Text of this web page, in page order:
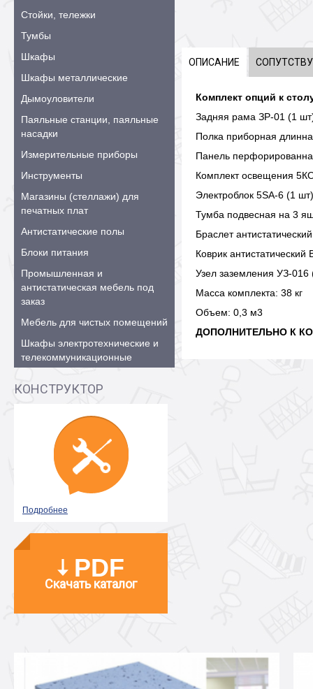
Стойки, тележки
Тумбы
Шкафы
Шкафы металлические
Дымоуловители
Паяльные станции, паяльные
насадки
Измерительные приборы
Инструменты
Магазины (стеллажи) для
печатных плат
Антистатические полы
Блоки питания
Промышленная и
антистатическая мебель под
заказ
Мебель для чистых помещений
Шкафы электротехнические и
телекоммуникационные
КОНСТРУКТОР
Подробнее
PDF
Скачать каталог
ОПИСАНИЕ
Комплект опций к
Задняя рама ЗР-01 (1
Полка приборная
Панель
Комплект освещения
Электроблок 5SA-6 (1
Тумба подвесная на 3
Браслет
Коврик
Узел заземления УЗ-016
Масса комплекта: 38 кг
Объем: 0,3 м3
ДОПОЛНИТЕЛЬНО К